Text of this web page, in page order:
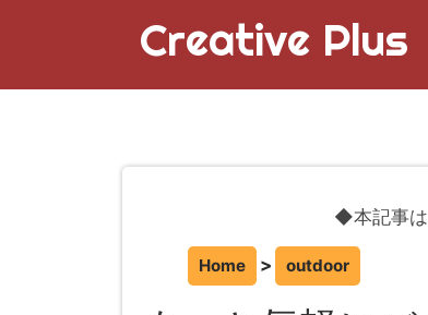
Creative Plus
◆本記事
Home outdoor